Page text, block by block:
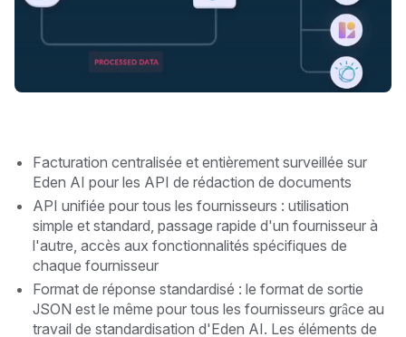
Facturation centralisée et entièrement surveillée sur
Eden AI pour les API de rédaction de documents
API unifiée pour tous les fournisseurs : utilisation
simple et standard, passage rapide d'un fournisseur à
l'autre, accès aux fonctionnalités spécifiques de
chaque fournisseur
Format de réponse standardisé : le format de sortie
JSON est le même pour tous les fournisseurs grâce au
travail de standardisation d'Eden AI. Les éléments de